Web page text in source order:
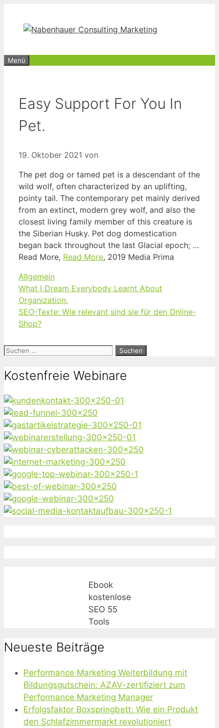
springen
Menü
Easy Support For You In
Pet.
19. Oktober 2021 von
The pet dog or tamed pet is a descendant of the
wild wolf, often characterized by an uplifting,
pointy tail. The contemporary pet mainly derived
from an extinct, modern grey wolf, and also the
closest living family member of this creature is
the Siberian Husky. Pet dog domestication
began back throughout the last Glacial epoch; …
Read More, Read More, 2019 Media Prima
Kategorien
Allgemein
What I Dream Everybody Learnt About
Organization.
SEO-Texte: Wie relevant sind sie für den Online-
Shop?
Suchen
Kostenfreie Webinare
Ebook
kostenlose
SEO 55
Tools
Neueste Beiträge
Performance Marketing Weiterbildung mit
Bildungsgutschein: AZAV-zertifiziert zum
Performance Marketing Manager
Erfolgsfaktor Boxspringbett: Wie ein Produkt
den Schlafzimmermarkt revolutioniert